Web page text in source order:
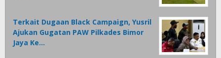
Terkait Dugaan Black Campaign, Yusril
Ajukan Gugatan PAW Pilkades Bimor
Jaya Ke…